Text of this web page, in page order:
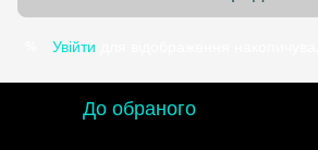
Увійти
До обраного